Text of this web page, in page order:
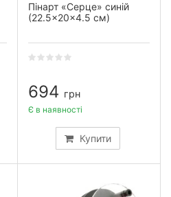
Пінарт «Серце» синій
(22.5×20×4.5 см)
694 грн
Купити
Є в наявності